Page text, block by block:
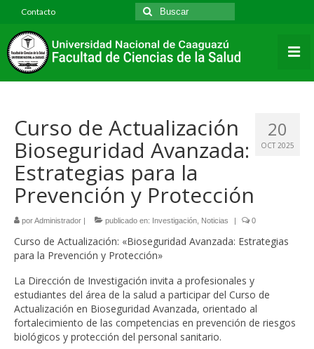
Contacto
Inicio
Institucional
Identidad Institucional
Infraestructura Edilicia
Estructura organizacional
Plantel Directivo y Funcionarios
Convenios
Normativas y Resoluciones
Declaración Jurada de Intereses
Académico
20
OCT 2025
Curso de Actualización
Bioseguridad Avanzada:
Estrategias para la
Prevención y Protección
porAdministrador | publicado en: Investigación Noticias | 0
Curso de Actualización: «Bioseguridad Avanzada: Estrategias
para la Prevención y Protección»
La Dirección de Investigación invita a profesionales y
estudiantes del área de la salud a participar del Curso de
Actualización en Bioseguridad Avanzada, orientado al
fortalecimiento de las competencias en prevención de riesgos
biológicos y protección del personal sanitario.